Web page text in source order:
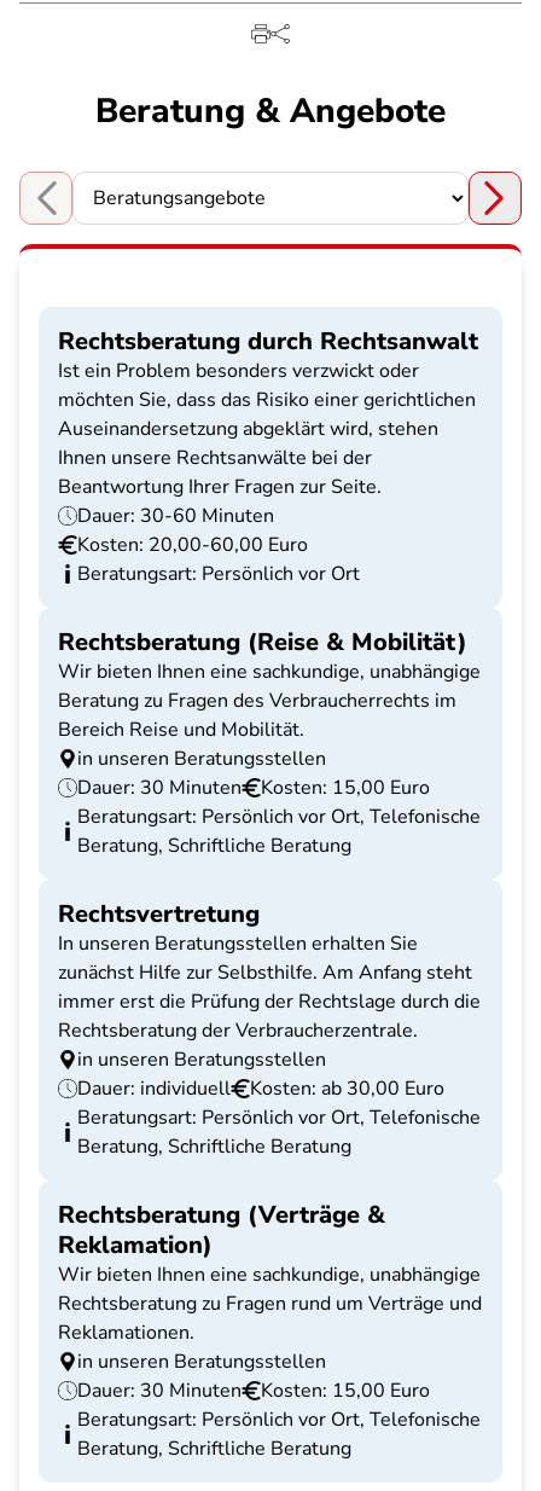
Beratung & Angebote
Choose a section
Rechtsberatung durch Rechtsanwalt
Ist ein Problem besonders verzwickt oder
möchten Sie, dass das Risiko einer gerichtlichen
Auseinandersetzung abgeklärt wird, stehen
Ihnen unsere Rechtsanwälte bei der
Beantwortung Ihrer Fragen zur Seite.
Dauer: 30-60 Minuten
Kosten: 20,00-60,00 Euro
Beratungsart: Persönlich vor Ort
Rechtsberatung (Reise & Mobilität)
Wir bieten Ihnen eine sachkundige, unabhängige
Beratung zu Fragen des Verbraucherrechts im
Bereich Reise und Mobilität.
in unseren Beratungsstellen
Dauer: 30 Minuten
Kosten: 15,00 Euro
Beratungsart: Persönlich vor Ort, Telefonische
Beratung, Schriftliche Beratung
Rechtsvertretung
In unseren Beratungsstellen erhalten Sie
zunächst Hilfe zur Selbsthilfe. Am Anfang steht
immer erst die Prüfung der Rechtslage durch die
Rechtsberatung der Verbraucherzentrale.
in unseren Beratungsstellen
Dauer: individuell
Kosten: ab 30,00 Euro
Beratungsart: Persönlich vor Ort, Telefonische
Beratung, Schriftliche Beratung
Rechtsberatung (Verträge &
Reklamation)
Wir bieten Ihnen eine sachkundige, unabhängige
Rechtsberatung zu Fragen rund um Verträge und
Reklamationen.
in unseren Beratungsstellen
Dauer: 30 Minuten
Kosten: 15,00 Euro
Beratungsart: Persönlich vor Ort, Telefonische
Beratung, Schriftliche Beratung